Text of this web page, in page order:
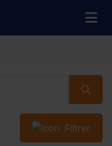
Filtrer